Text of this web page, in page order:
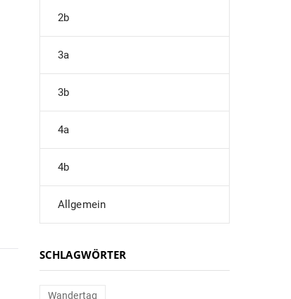
2b
3a
3b
4a
4b
Allgemein
SCHLAGWÖRTER
Wandertag